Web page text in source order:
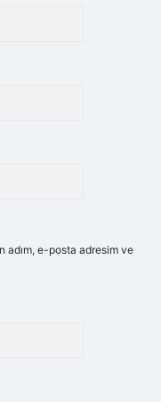
adım, e-posta adresim ve